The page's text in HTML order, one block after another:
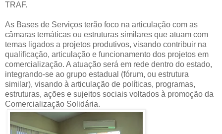
TRAF.
As Bases de Serviços terão foco na articulação com as
câmaras temáticas ou estruturas similares que atuam com
temas ligados a projetos produtivos, visando contribuir na
qualificação, articulação e funcionamento dos projetos em
comercialização. A atuação será em rede dentro do estado,
integrando-se ao grupo estadual (fórum, ou estrutura
similar), visando à articulação de políticas, programas,
estruturas, ações e sujeitos sociais voltados à promoção da
Comercialização Solidária.